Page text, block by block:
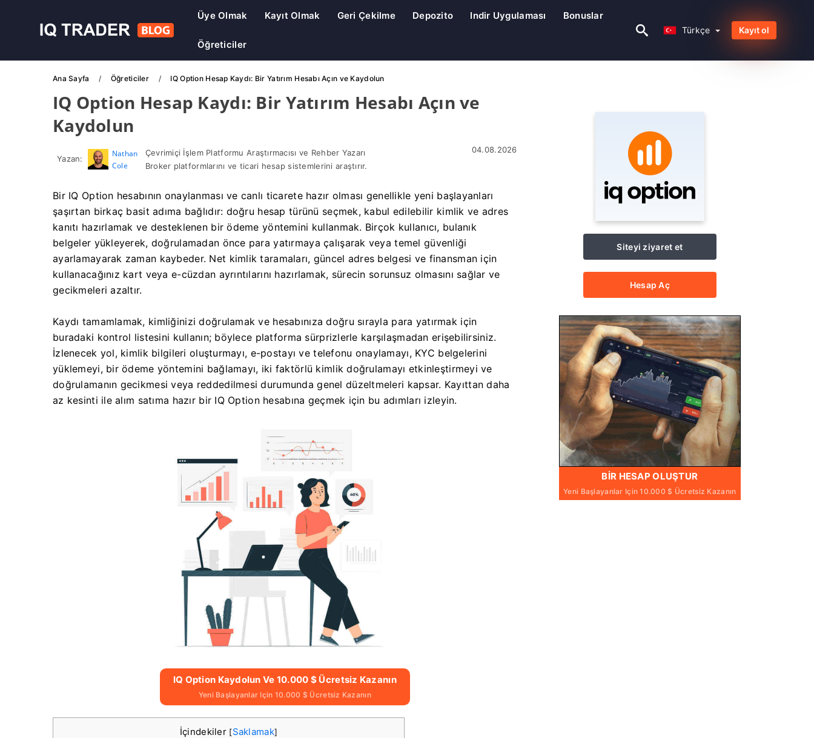
Üye Olmak Kayıt Olmak Geri Çekilme Depozito Indir Uygulaması Bonuslar
Öğreticiler
Türkçe Kayıt ol
Ana Sayfa Öğreticiler IQ Option Hesap Kaydı: Bir Yatırım Hesabı Açın ve Kaydolun
IQ Option Hesap Kaydı: Bir Yatırım Hesabı Açın ve
Kaydolun
Yazan:
Nathan
Cole
Çevrimiçi İşlem Platformu Araştırmacısı ve Rehber Yazarı
Broker platformlarını ve ticari hesap sistemlerini araştırır.
04.08.2026
Bir IQ Option hesabının onaylanması ve canlı ticarete hazır olması genellikle yeni başlayanları
şaşırtan birkaç basit adıma bağlıdır: doğru hesap türünü seçmek, kabul edilebilir kimlik ve adres
kanıtı hazırlamak ve desteklenen bir ödeme yöntemini kullanmak. Birçok kullanıcı, bulanık
belgeler yükleyerek, doğrulamadan önce para yatırmaya çalışarak veya temel güvenliği
ayarlamayarak zaman kaybeder. Net kimlik taramaları, güncel adres belgesi ve finansman için
kullanacağınız kart veya e-cüzdan ayrıntılarını hazırlamak, sürecin sorunsuz olmasını sağlar ve
gecikmeleri azaltır.
Kaydı tamamlamak, kimliğinizi doğrulamak ve hesabınıza doğru sırayla para yatırmak için
buradaki kontrol listesini kullanın; böylece platforma sürprizlerle karşılaşmadan erişebilirsiniz.
İzlenecek yol, kimlik bilgileri oluşturmayı, e-postayı ve telefonu onaylamayı, KYC belgelerini
yüklemeyi, bir ödeme yöntemini bağlamayı, iki faktörlü kimlik doğrulamayı etkinleştirmeyi ve
doğrulamanın gecikmesi veya reddedilmesi durumunda genel düzeltmeleri kapsar. Kayıttan daha
az kesinti ile alım satıma hazır bir IQ Option hesabına geçmek için bu adımları izleyin.
IQ Option Kaydolun Ve 10.000 $ Ücretsiz Kazanın
Yeni Başlayanlar Için 10.000 $ Ücretsiz Kazanın
İçindekiler [Saklamak]
Siteyi ziyaret et
Hesap Aç
BIR HESAP OLUŞTUR
Yeni Başlayanlar Için 10.000 $ Ücretsiz Kazanın